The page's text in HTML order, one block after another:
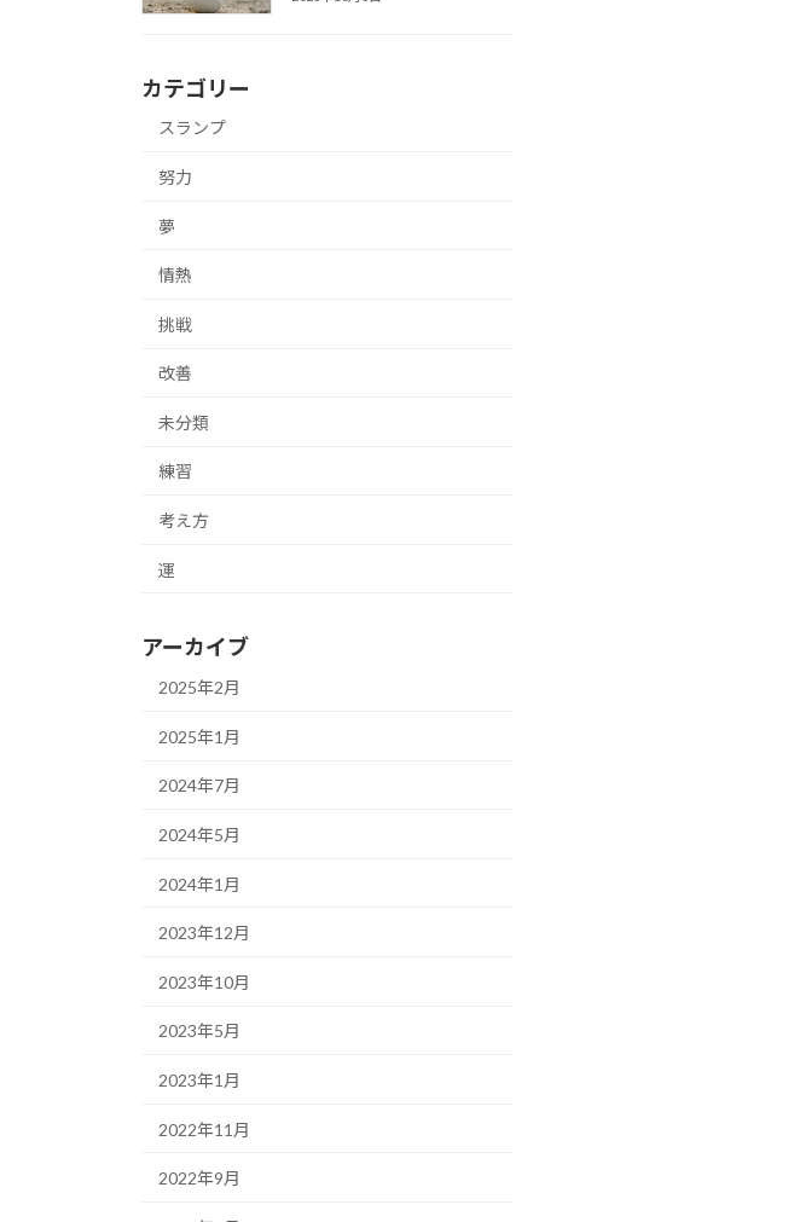
カテゴリー
スランプ
努力
夢
情熱
挑戦
改善
未分類
練習
考え方
運
アーカイブ
2025年2月
2025年1月
2024年7月
2024年5月
2024年1月
2023年12月
2023年10月
2023年5月
2023年1月
2022年11月
2022年9月